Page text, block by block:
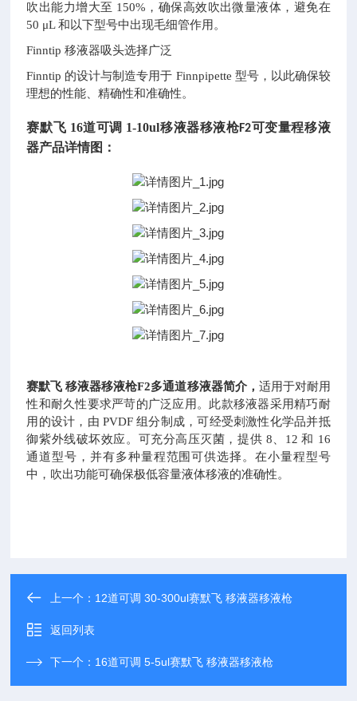
吹出能力增大至 150%，确保高效吹出微量液体，避免在
50 μL 和以下型号中出现毛细管作用。
Finntip 移液器吸头选择广泛
Finntip 的设计与制造专用于 Finnpipette 型号，以此确保较
理想的性能、精确性和准确性。
赛默飞 16道可调 1-10ul移液器移液枪F2可变量程移液
器产品详情图：
赛默飞 移液器移液枪F2多通道移液器简介， 适用于对耐用
性和耐久性要求严苛的广泛应用。此款移液器采用精巧耐
用的设计，由 PVDF 组分制成，可经受刺激性化学品并抵
御紫外线破坏效应。可充分高压灭菌，提供 8、12 和 16
通道型号，并有多种量程范围可供选择。在小量程型号
中，吹出功能可确保极低容量液体移液的准确性。
上一个： 12道可调 30-300ul赛默飞 移液器移液枪
返回列表
下一个： 16道可调 5-5ul赛默飞 移液器移液枪